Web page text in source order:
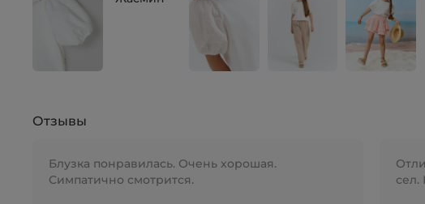
Отзывы
Блузка понравилась. Очень хорошая.
Симпатично смотрится.
сел.